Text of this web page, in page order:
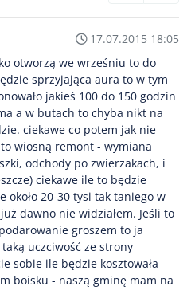
17.07.2015 18:05
otworzą we wrześniu to do
sprzyjająca aura to w tym
jakieś 100 do 150 godzin
a w butach to chyba nikt na
ciekawe co potem jak nie
wiosną remont - wymiana
odchody po zwierzakach, i
ciekawe ile to będzie
około 20-30 tysi tak taniego w
dawno nie widziałem. Jeśli to
groszem to ja
uczciwość ze strony
sobie ile będzie kosztowała
boisku - naszą gminę mam na